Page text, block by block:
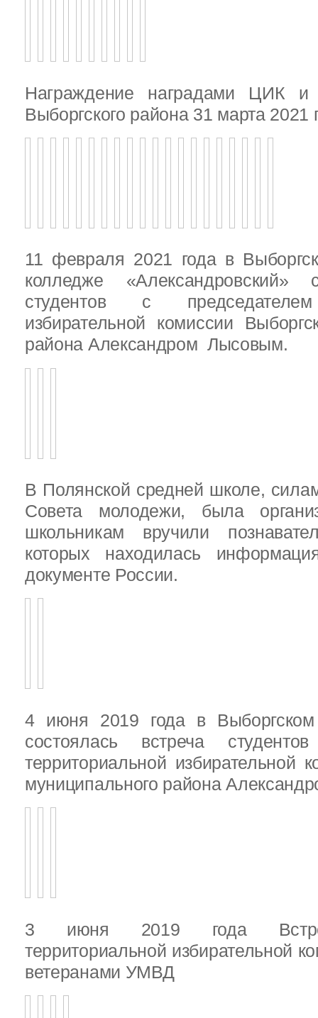
Награждение наградами ЦИК
Выборгского района 31 марта 2021
11 февраля 2021 года в
колледже «Александровский»
студентов с председателем
избирательной комиссии
района Александром Лысовым.
В Полянской средней школе,
Совета молодежи, была
школьникам вручили
которых находилась
документе России.
4 июня 2019 года в
состоялась встреча
территориальной избирательной
муниципального района
3 июня 2019 года
территориальной избирательной
ветеранами УМВД